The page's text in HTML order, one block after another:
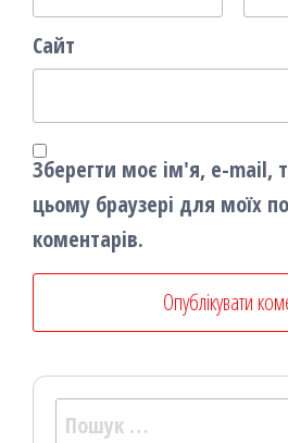
Сайт
Зберегти моє ім'я, e-mail,
цьому браузері для моїх
коментарів.
Пошук: